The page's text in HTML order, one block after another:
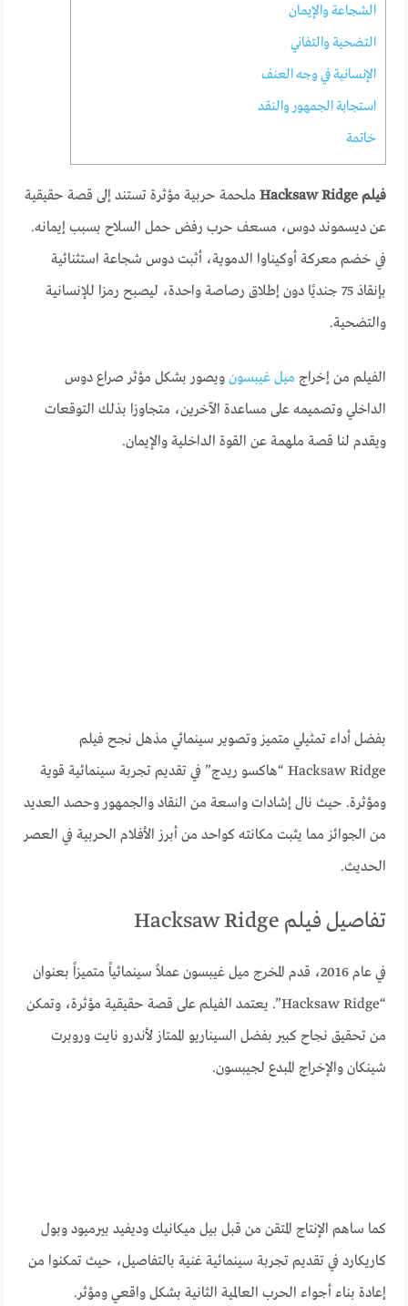
الشجاعة والإيمان
التضحية والتفاني
الإنسانية في وجه العنف
استجابة الجمهور والنقد
خاتمة
فيلم Hacksaw Ridge
ملحمة حربية مؤثرة تستند إلى قصة حقيقية
عن ديسموند دوس، مسعف حرب رفض حمل السلاح بسبب إيمانه.
في خضم معركة أوكيناوا الدموية، أثبت دوس شجاعة استثنائية
بإنقاذ 75 جنديًا دون إطلاق رصاصة واحدة، ليصبح رمزا للإنسانية
والتضحية.
الفيلم من إخراج ميل غيبسون ويصور بشكل مؤثر صراع دوس
الداخلي وتصميمه على مساعدة الآخرين، متجاوزا بذلك التوقعات
ويقدم لنا قصة ملهمة عن القوة الداخلية والإيمان.
بفضل أداء تمثيلي متميز وتصوير سينمائي مذهل نجح فيلم
Hacksaw Ridge “هاكسو ريدج” في تقديم تجربة سينمائية قوية
ومؤثرة. حيث نال إشادات واسعة من النقاد والجمهور وحصد العديد
من الجوائز مما يثبت مكانته كواحد من أبرز الأفلام الحربية في العصر
الحديث.
تفاصيل فيلم Hacksaw Ridge
في عام 2016، قدم المخرج ميل غيبسون عملاً سينمائياً متميزاً بعنوان
“Hacksaw Ridge”. يعتمد الفيلم على قصة حقيقية مؤثرة، وتمكن
من تحقيق نجاح كبير بفضل السيناريو الممتاز لأندرو نايت وروبرت
شينكان والإخراج المبدع لجيبسون.
كما ساهم الإنتاج المتقن من قبل بيل ميكانيك وديفيد بيرميود وبول
كاريكارد في تقديم تجربة سينمائية غنية بالتفاصيل، حيث تمكنوا من
إعادة بناء أجواء الحرب العالمية الثانية بشكل واقعي ومؤثر.